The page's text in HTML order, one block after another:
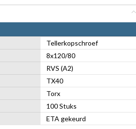
Tellerkopschroef
8x120/80
RVS (A2)
TX40
Torx
100 Stuks
ETA gekeurd